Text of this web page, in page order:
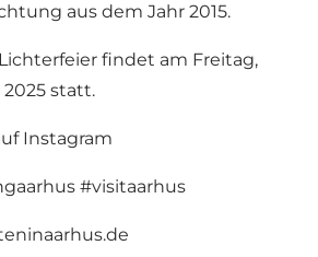
aus dem Jahr 2015.
findet am Freitag,
2025 statt.
Instagram
#visitaarhus